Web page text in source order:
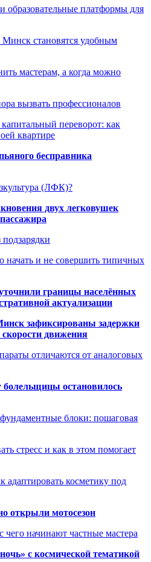
платформы для
становятся удобным
мастерам, а когда можно
вызвать профессионалов
переворот: как
квартире
бесправника
(ЛФК)?
двух легковушек
начать и не совершить типичных
границы населённых
актуализации
зафиксированы задержки
скорости движения
отличаются от аналоговых
остановилось
блоки: пошаговая
стресс и как в этом помогает
адаптировать косметику под
открыли мотосезон
начинают частные мастера
с космической тематикой